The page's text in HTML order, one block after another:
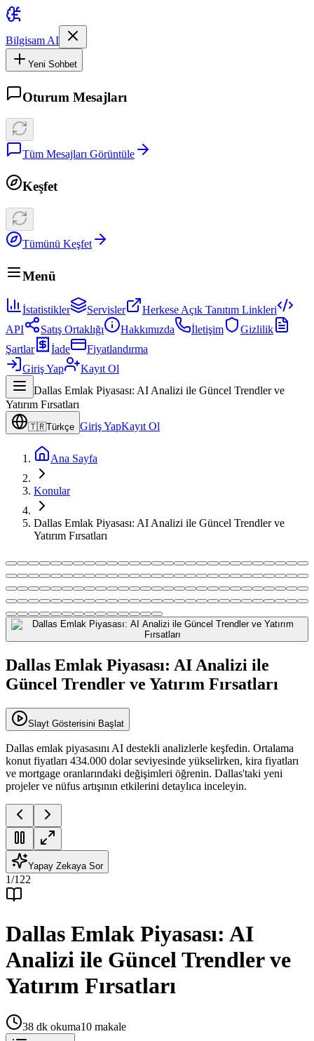
Bilgisam AI
Yeni Sohbet
Oturum Mesajları
Tüm Mesajları Görüntüle
Keşfet
Tümünü Keşfet
Menü
İstatistikler Servisler
Herkese Açık Tanıtım Linkleri
API
Satış Ortaklığı Hakkımızda İletişim
Gizlilik
Şartlar
İade
Fiyatlandırma
Giriş Yap
Kayıt Ol
Dallas Emlak Piyasası: AI Analizi ile Güncel Trendler ve
Yatırım Fırsatları
🇹🇷Türkçe Giriş YapKayıt Ol
Ana Sayfa
Konular
Dallas Emlak Piyasası: AI Analizi ile Güncel Trendler ve
Yatırım Fırsatları
Dallas Emlak Piyasası: AI Analizi ile
Güncel Trendler ve Yatırım Fırsatları
Slayt Gösterisini Başlat
Dallas emlak piyasasını AI destekli analizlerle keşfedin. Ortalama
konut fiyatları 434.000 dolar seviyesinde yükselirken, kira fiyatları
ve mortgage oranlarındaki değişimleri öğrenin. Dallas'taki yeni
projeler ve nüfus artışının etkilerini detaylıca inceleyin.
Yapay Zekaya Sor
1/122
Dallas Emlak Piyasası: AI
Analizi ile Güncel Trendler ve
Yatırım Fırsatları
38 dk okuma10 makale